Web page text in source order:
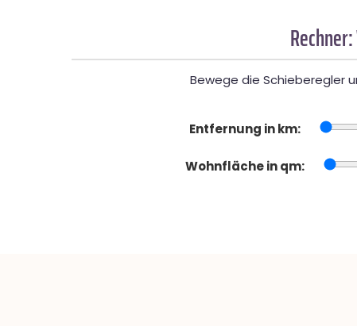
Bewege die Schieberegler
Entfernung in km:
Wohnfläche in qm: